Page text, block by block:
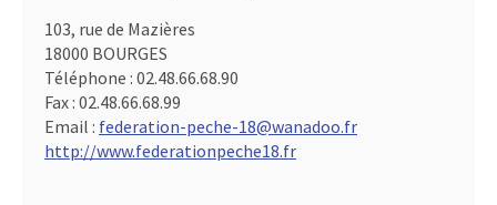
103, rue de Mazières
18000 BOURGES
Téléphone : 02.48.66.68.90
Fax : 02.48.66.68.99
Email : federation-peche-18@wanadoo.fr
http://www.federationpeche18.fr